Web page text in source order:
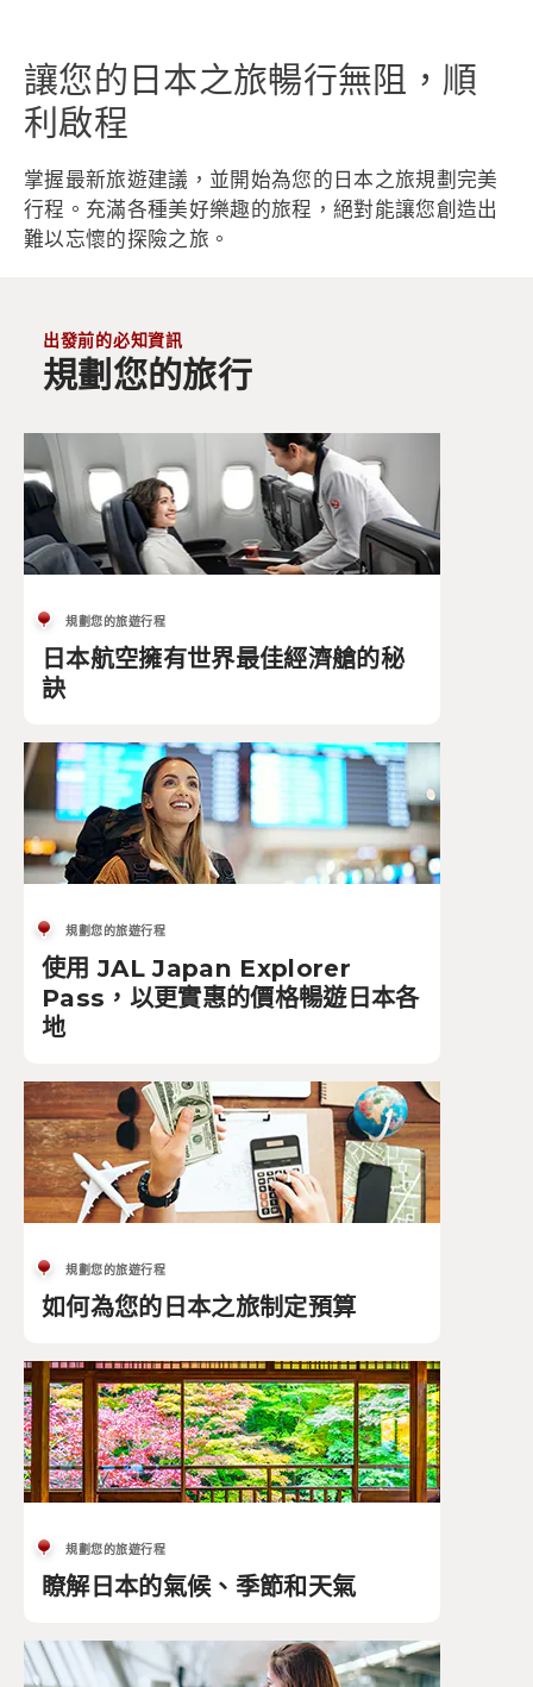
讓您的日本之旅暢行無阻，順
利啟程
掌握最新旅遊建議，並開始為您的日本之旅規劃完美
行程。充滿各種美好樂趣的旅程，絕對能讓您創造出
難以忘懷的探險之旅。
出發前的必知資訊
規劃您的旅行
規劃您的旅遊行程
日本航空擁有世界最佳經濟艙的秘
訣
規劃您的旅遊行程
使用 JAL Japan Explorer
Pass，以更實惠的價格暢遊日本各
地
規劃您的旅遊行程
如何為您的日本之旅制定預算
規劃您的旅遊行程
瞭解日本的氣候、季節和天氣